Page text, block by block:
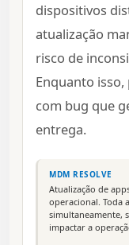
dispositivos
atualização
risco de
Enquanto
com bug que
entrega.
MDM RESOLVE
Atualização de
operacional. Toda
simultaneamente,
impactar a